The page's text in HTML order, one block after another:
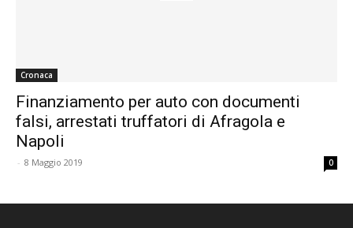
Cronaca
Finanziamento per auto con documenti
falsi, arrestati truffatori di Afragola e
Napoli
- 8 Maggio 2019 0